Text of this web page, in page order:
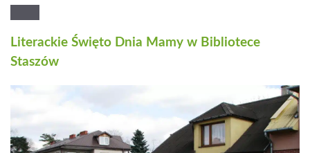
Literackie Święto Dnia Mamy w Bibliotece
Staszów